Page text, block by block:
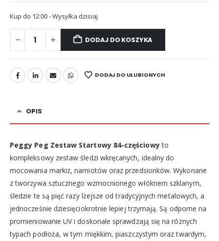
Kup do 12:00 - Wysyłka dzisiaj
DODAJ DO KOSZYKA
DODAJ DO ULUBIONYCH
OPIS
Peggy Peg Zestaw Startowy 84-częściowyto
kompleksowy zestaw śledzi wkręcanych, idealny do
mocowania markiz, namiotów oraz przedsionków. Wykonane
z tworzywa sztucznego wzmocnionego włóknem szklanym,
śledzie te są pięć razy lżejsze od tradycyjnych metalowych, a
jednocześnie dziesięciokrotnie lepiej trzymają. Są odporne na
promieniowanie UV i doskonale sprawdzają się na różnych
typach podłoża, w tym miękkim, piaszczystym oraz twardym,